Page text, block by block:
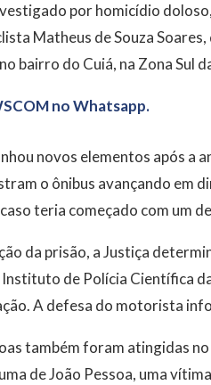
por homicídio
Matheus de Souza
bairro do Cuiá, na Zona Sul
no Whatsapp.
novos elementos após a
o ônibus avançando em
teria começado com um
da prisão, a Justiça
de Polícia Científica
A defesa do motorista
também foram atingidas
de João Pessoa, uma